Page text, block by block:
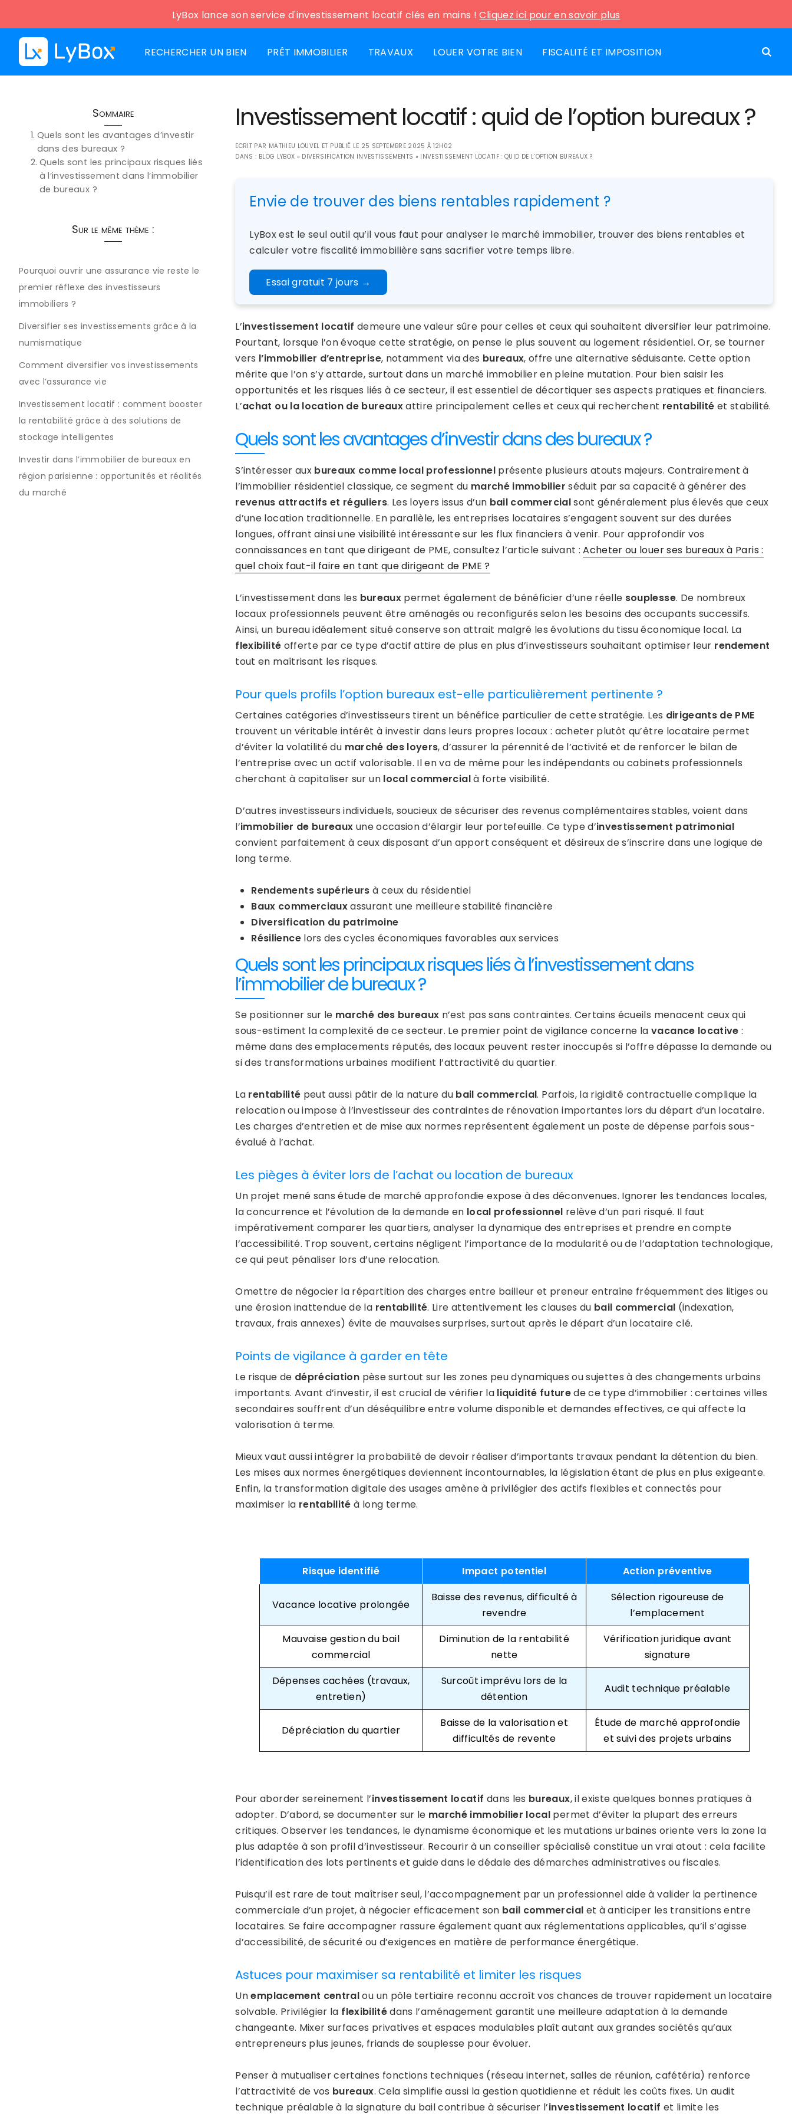
LyBox lance son service d'investissement locatif clés en mains !Cliquez ici pour en savoir plus
RECHERCHER UN BIEN PRÊT IMMOBILIER TRAVAUX LOUER VOTRE BIEN FISCALITÉ ET IMPOSITION
Investissement locatif : quid de l’option bureaux ?
ECRIT PAR MATHIEU LOUVEL ET PUBLIÉ LE 25 SEPTEMBRE 2025 À 12H02
DANS : BLOG LYBOX » DIVERSIFICATION INVESTISSEMENTS » INVESTISSEMENT LOCATIF : QUID DE L’OPTION BUREAUX ?
Envie de trouver des biens rentables rapidement ?
LyBox est le seul outil qu’il vous faut pour analyser le marché immobilier, trouver des biens rentables et
calculer votre fiscalité immobilière sans sacrifier votre temps libre.
Essai gratuit 7 jours →
L’investissement locatif demeure une valeur sûre pour celles et ceux qui souhaitent diversifier leur patrimoine.
Pourtant, lorsque l’on évoque cette stratégie, on pense le plus souvent au logement résidentiel. Or, se tourner
vers l’immobilier d’entreprise, notamment via des bureaux, offre une alternative séduisante. Cette option
mérite que l’on s’y attarde, surtout dans un marché immobilier en pleine mutation. Pour bien saisir les
opportunités et les risques liés à ce secteur, il est essentiel de décortiquer ses aspects pratiques et financiers.
L’achat ou la location de bureauxattire principalement celles et ceux qui recherchent rentabilité et stabilité.
Quels sont les avantages d’investir dans des bureaux ?
S’intéresser aux bureaux comme local professionnelprésente plusieurs atouts majeurs. Contrairement à
l’immobilier résidentiel classique, ce segment du marché immobilier séduit par sa capacité à générer des
revenus attractifs et réguliers. Les loyers issus d’un bail commercialsont généralement plus élevés que ceux
d’une location traditionnelle. En parallèle, les entreprises locataires s’engagent souvent sur des durées
longues, offrant ainsi une visibilité intéressante sur les flux financiers à venir. Pour approfondir vos
connaissances en tant que dirigeant de PME, consultez l’article suivant :Acheter ou louer ses bureaux à Paris :
quel choix faut-il faire en tant que dirigeant de PME ?
L’investissement dans les bureauxpermet également de bénéficier d’une réelle souplesse. De nombreux
locaux professionnels peuvent être aménagés ou reconfigurés selon les besoins des occupants successifs.
Ainsi, un bureau idéalement situé conserve son attrait malgré les évolutions du tissu économique local. La
flexibilité offerte par ce type d’actif attire de plus en plus d’investisseurs souhaitant optimiser leur rendement
tout en maîtrisant les risques.
Pour quels profils l’option bureaux est-elle particulièrement pertinente ?
Certaines catégories d’investisseurs tirent un bénéfice particulier de cette stratégie. Les dirigeants de PME
trouvent un véritable intérêt à investir dans leurs propres locaux : acheter plutôt qu’être locataire permet
d’éviter la volatilité du marché des loyers, d’assurer la pérennité de l’activité et de renforcer le bilan de
l’entreprise avec un actif valorisable. Il en va de même pour les indépendants ou cabinets professionnels
cherchant à capitaliser sur un local commercialà forte visibilité.
D’autres investisseurs individuels, soucieux de sécuriser des revenus complémentaires stables, voient dans
l’immobilier de bureaux une occasion d’élargir leur portefeuille. Ce type d’investissement patrimonial
convient parfaitement à ceux disposant d’un apport conséquent et désireux de s’inscrire dans une logique de
long terme.
Rendements supérieurs à ceux du résidentiel
Baux commerciauxassurant une meilleure stabilité financière
Diversification du patrimoine
Résiliencelors des cycles économiques favorables aux services
Quels sont les principaux risques liés à l’investissement dans
l’immobilier de bureaux ?
Se positionner sur le marché des bureaux n’est pas sans contraintes. Certains écueils menacent ceux qui
sous-estiment la complexité de ce secteur. Le premier point de vigilance concerne lavacance locative :
même dans des emplacements réputés, des locaux peuvent rester inoccupés si l’offre dépasse la demande ou
si des transformations urbaines modifient l’attractivité du quartier.
La rentabilité peut aussi pâtir de la nature du bail commercial. Parfois, la rigidité contractuelle complique la
relocation ou impose à l’investisseur des contraintes de rénovation importantes lors du départ d’un locataire.
Les charges d’entretien et de mise aux normes représentent également un poste de dépense parfois sous-
évalué à l’achat.
Les pièges à éviter lors de l’achat ou location de bureaux
Un projet mené sans étude de marché approfondie expose à des déconvenues. Ignorer les tendances locales,
la concurrence et l’évolution de la demande en local professionnel relève d’un pari risqué. Il faut
impérativement comparer les quartiers, analyser la dynamique des entreprises et prendre en compte
l’accessibilité. Trop souvent, certains négligent l’importance de la modularité ou de l’adaptation technologique,
ce qui peut pénaliser lors d’une relocation.
Omettre de négocier la répartition des charges entre bailleur et preneur entraîne fréquemment des litiges ou
une érosion inattendue de la rentabilité. Lire attentivement les clauses du bail commercial (indexation,
travaux, frais annexes) évite de mauvaises surprises, surtout après le départ d’un locataire clé.
Points de vigilance à garder en tête
Le risque de dépréciation pèse surtout sur les zones peu dynamiques ou sujettes à des changements urbains
importants. Avant d’investir, il est crucial de vérifier la liquidité futurede ce type d’immobilier : certaines villes
secondaires souffrent d’un déséquilibre entre volume disponible et demandes effectives, ce qui affecte la
valorisation à terme.
Mieux vaut aussi intégrer la probabilité de devoir réaliser d’importants travaux pendant la détention du bien.
Les mises aux normes énergétiques deviennent incontournables, la législation étant de plus en plus exigeante.
Enfin, la transformation digitale des usages amène à privilégier des actifs flexibles et connectés pour
maximiser la rentabilité à long terme.
Risque identifié Impact potentiel Action préventive
Vacance locative prolongée
Baisse des revenus, difficulté à
revendre
Sélection rigoureuse de
l’emplacement
Mauvaise gestion du bail
commercial
Diminution de la rentabilité
nette
Vérification juridique avant
signature
Dépenses cachées (travaux,
entretien)
Surcoût imprévu lors de la
détention
Audit technique préalable
Dépréciation du quartier
Baisse de la valorisation et
difficultés de revente
Étude de marché approfondie
et suivi des projets urbains
Pour aborder sereinement l’investissement locatif dans les bureaux, il existe quelques bonnes pratiques à
adopter. D’abord, se documenter sur le marché immobilier local permet d’éviter la plupart des erreurs
critiques. Observer les tendances, le dynamisme économique et les mutations urbaines oriente vers la zone la
plus adaptée à son profil d’investisseur. Recourir à un conseiller spécialisé constitue un vrai atout : cela facilite
l’identification des lots pertinents et guide dans le dédale des démarches administratives ou fiscales.
Puisqu’il est rare de tout maîtriser seul, l’accompagnement par un professionnel aide à valider la pertinence
commerciale d’un projet, à négocier efficacement son bail commercial et à anticiper les transitions entre
locataires. Se faire accompagner rassure également quant aux réglementations applicables, qu’il s’agisse
d’accessibilité, de sécurité ou d’exigences en matière de performance énergétique.
Astuces pour maximiser sa rentabilité et limiter les risques
Unemplacement centralou un pôle tertiaire reconnu accroît vos chances de trouver rapidement un locataire
solvable. Privilégier la flexibilitédans l’aménagement garantit une meilleure adaptation à la demande
changeante. Mixer surfaces privatives et espaces modulables plaît autant aux grandes sociétés qu’aux
entrepreneurs plus jeunes, friands de souplesse pour évoluer.
Penser à mutualiser certaines fonctions techniques (réseau internet, salles de réunion, cafétéria) renforce
l’attractivité de vos bureaux. Cela simplifie aussi la gestion quotidienne et réduit les coûts fixes. Un audit
technique préalable à la signature du bail contribue à sécuriser l’investissement locatif et limite les
Sommaire
Quels sont les avantages d’investir
dans des bureaux ?
Quels sont les principaux risques liés
à l’investissement dans l’immobilier
de bureaux ?
Sur le même thème :
Pourquoi ouvrir une assurance vie reste le
premier réflexe des investisseurs
immobiliers ?
Diversifier ses investissements grâce à la
numismatique
Comment diversifier vos investissements
avec l’assurance vie
Investissement locatif : comment booster
la rentabilité grâce à des solutions de
stockage intelligentes
Investir dans l’immobilier de bureaux en
région parisienne : opportunités et réalités
du marché